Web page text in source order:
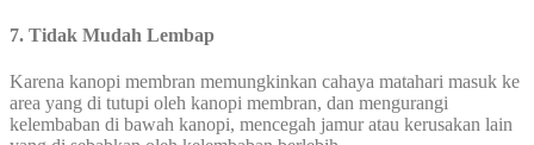
7. Tidak Mudah Lembap
Karena kanopi membran memungkinkan cahaya matahari masuk ke
area yang di tutupi oleh kanopi membran, dan mengurangi
kelembaban di bawah kanopi, mencegah jamur atau kerusakan lain